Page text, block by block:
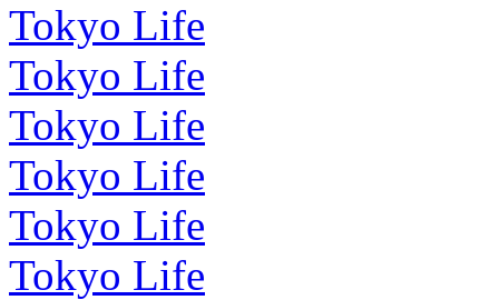
Tokyo Life
Tokyo Life
Tokyo Life
Tokyo Life
Tokyo Life
Tokyo Life